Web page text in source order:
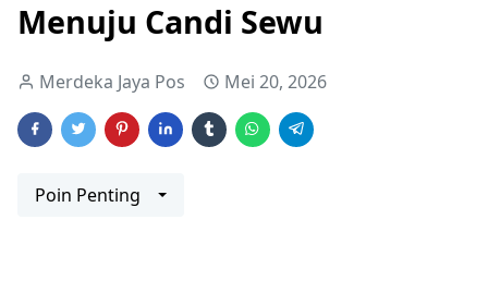
Menuju Candi Sewu
Merdeka Jaya Pos Mei 20, 2026
Poin Penting